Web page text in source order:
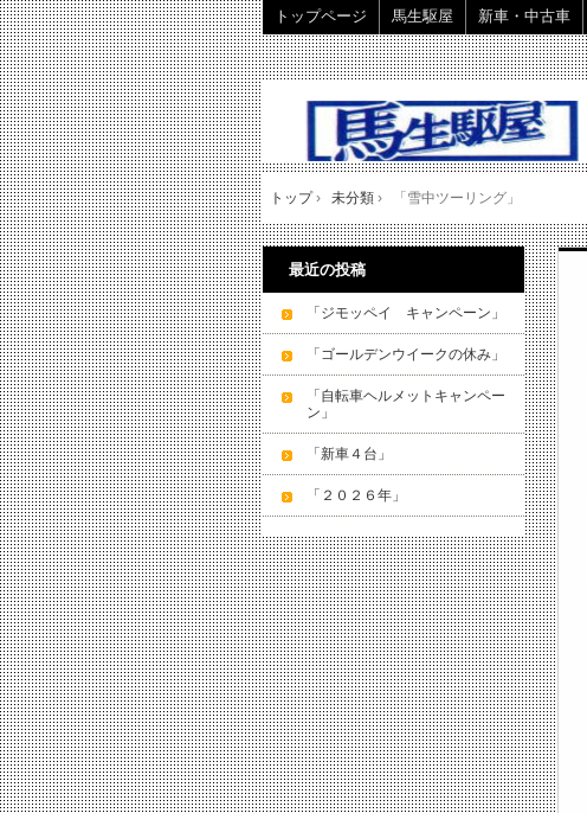
トップページ 馬生駆屋 新車・中古車
トップ› 未分類 › 「雪中ツーリング」
最近の投稿
「ジモッペイ キャンペーン」
「ゴールデンウイークの休み」
「自転車ヘルメットキャンペー
ン」
「新車４台」
「２０２６年」